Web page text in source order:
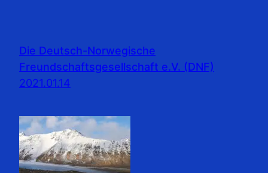
Die Deutsch-Norwegische
Freundschaftsgesellschaft e.V. (DNF)
2021.01.14